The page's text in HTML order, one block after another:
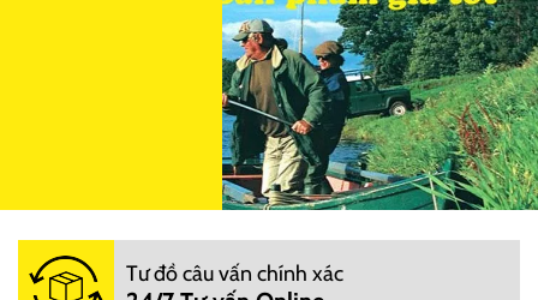
Tư đồ câu vấn chính xác